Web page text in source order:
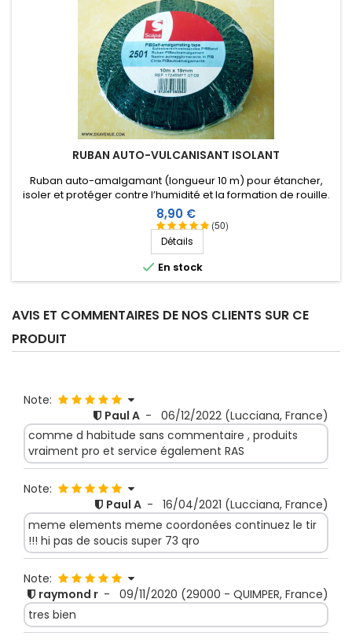
RUBAN AUTO-VULCANISANT ISOLANT
(50)
Ruban auto-amalgamant (longueur 10 m) pour étancher,
isoler et protéger contre l’humidité et la formation de rouille.
Devient une masse homogène et résiste aux hautes tensions.
Prix
8,90 €
Détails
 En stock
AVIS ET COMMENTAIRES DE NOS CLIENTS SUR CE
PRODUIT
Note:
Paul A - 06/12/2022 (Lucciana, France)
comme d habitude sans commentaire , produits
vraiment pro et service également RAS
Note:
Paul A - 16/04/2021 (Lucciana, France)
meme elements meme coordonées continuez le tir
!!! hi pas de soucis super 73 qro
Note:
raymond r - 09/11/2020 (29000 - QUIMPER, France)
tres bien